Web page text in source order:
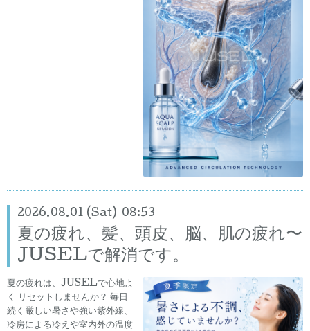
2026.08.01 (Sat) 08:53
夏の疲れ、髪、頭皮、脳、肌の疲れ〜
JUSELで解消です。
夏の疲れは、JUSELで心地よ
く リセットしませんか？ 毎日
続く厳しい暑さや強い紫外線、
冷房による冷えや室内外の温度